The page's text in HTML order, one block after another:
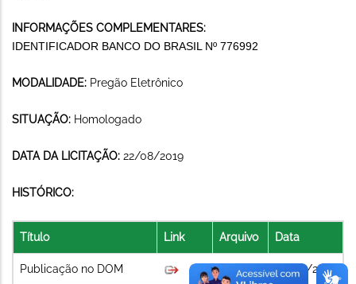
INFORMAÇÕES COMPLEMENTARES:
IDENTIFICADOR BANCO DO BRASIL Nº 776992
MODALIDADE: Pregão Eletrônico
SITUAÇÃO: Homologado
DATA DA LICITAÇÃO: 22/08/2019
HISTÓRICO:
Título Link Arquivo Data
Publicação no DOM 02/08/2019